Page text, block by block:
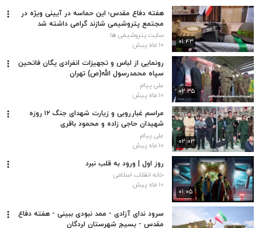
۰۱:۴۳
هفته دفاع مقدس؛ این حماسه در آیینی ویژه در
مجتمع پتروشیمی شازند گرامی داشته شد
سایت پتروشیمی ها
۱۰ ماه پیش
۰۲:۳۵
رونمایی از لباس و تجهیزات انفرادی یگان فاتحین
سپاه محمدرسول الله(ص) تهران
علی پیام
۱۰ ماه پیش
۰۲:۰۳
مراسم غبارروبی و زیارت شهدای جنگ ۱۲ روزه
شهیدان حاجی زاده و محمود باقری
علی پیام
۱۰ ماه پیش
۰۱:۰۵
روز اول | ورود به قلب نبرد
خانه انقلاب اسلامی
۱۰ ماه پیش
سرود ندای آزادی - ممد نبودی ببینی - هفته دفاع
مقدس - بسیج شهرستان لردگان